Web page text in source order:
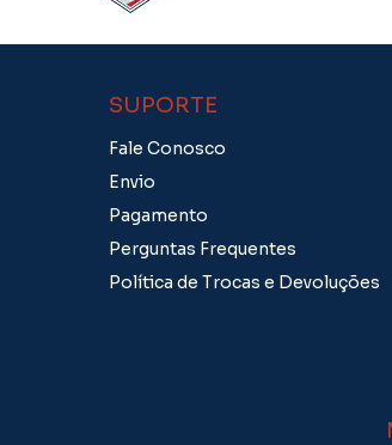
SUPORTE
Fale Conosco
Envio
Pagamento
Perguntas Frequentes
Política de Trocas e Devoluções